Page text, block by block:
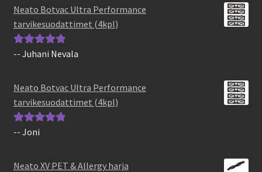
Neato Botvac Ultra Performance
tarvikesuodattimet (4kpl)
Arvostelu
-- Juhani Nevala
Neato Botvac Ultra Performance
tarvikesuodattimet (4kpl)
Arvostelu
-- Joni
Neato XV PET & Allergy harja